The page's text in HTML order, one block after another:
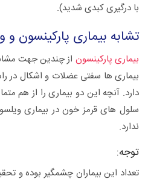
با درگیری کبدی شدید).
تشابه بیماری پارکینسون و
بیماری پارکینسون از چندین جهت
بیماری ها سفتی عضلات و اشکال در
دارد. آنچه این دو بیماری را از هم
سلول های قرمز خون در بیماری
ندارد.
توجه:
تعداد این بیماران چشمگیر بوده و